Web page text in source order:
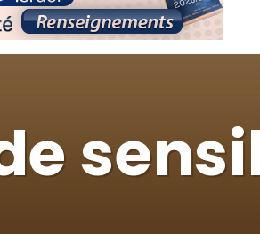
WhatsApp
pour Sauvez la jambe de Yohan
sur Zoom